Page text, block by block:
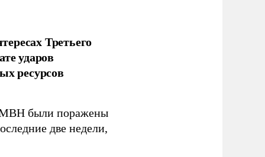
Третьего
ударов
ресурсов
были поражены
две недели,